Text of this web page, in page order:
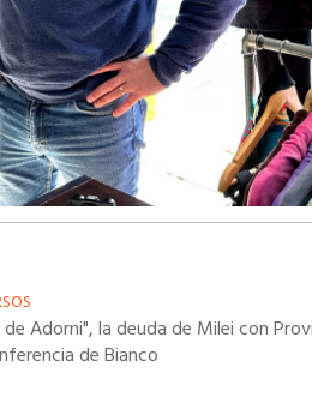
Adorni", la deuda de Milei con
de Bianco